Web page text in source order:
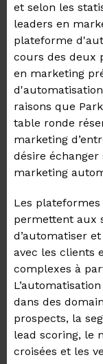
et selon les
leaders en
plateforme
cours des deux
en marketing
raisons que
table ronde
marketing
désire
marketing
Les
permettent aux
d’automatiser
avec les clients
complexes à
dans des
prospects, la
lead scoring, le
croisées et les